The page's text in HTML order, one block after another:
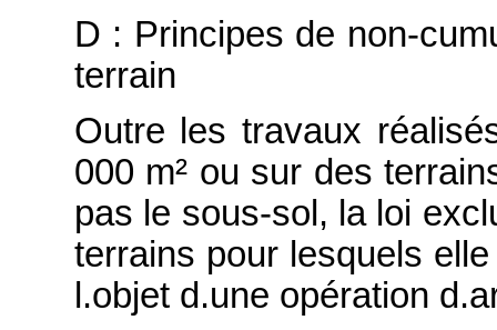
D : Principes de non-
terrain
Outre les travaux
000 m² ou sur des
pas le sous-sol, la loi
terrains pour lesquels
l.objet d.une opération